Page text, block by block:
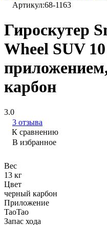
Артикул:68-1163
Гироскутер
Wheel SUV
карбон
3.0
3 отзыва
К сравнению
В избранное
Вес
13 кг
Цвет
черный карбон
Приложение
TaoTao
Запас хода